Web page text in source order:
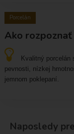
Porcelán
Ako
Kvalitný porcelán
pevnosti, nízkej
jemnom poklepaní.
Naposledy